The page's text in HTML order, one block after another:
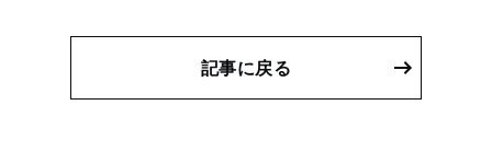
記事に戻る